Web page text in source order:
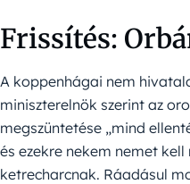
Frissítés:
A koppenhágai nem
miniszterelnök szerint az
megszüntetése „mind
és ezekre nekem nemet
ketrecharcnak. Ráadásul